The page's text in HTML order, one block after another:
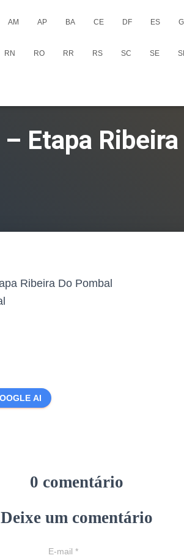
AM AP BA CE DF ES
RN RO RR RS SC SE
Etapa Ribeira
Ribeira Do Pombal
AI
0 comentário
Deixe um comentário
E-mail*